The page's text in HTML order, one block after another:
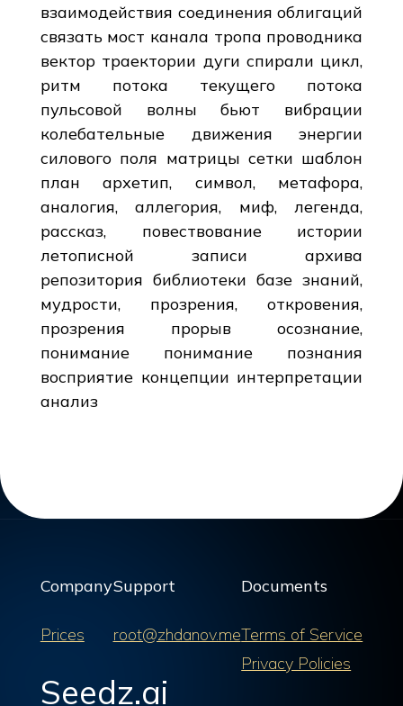
взаимодействия соединения облигаций
связать мост канала тропа проводника
вектор траектории дуги спирали цикл,
ритм потока текущего потока
пульсовой волны бьют вибрации
колебательные движения энергии
силового поля матрицы сетки шаблон
план архетип, символ, метафора,
аналогия, аллегория, миф, легенда,
рассказ, повествование истории
летописной записи архива
репозитория библиотеки базе знаний,
мудрости, прозрения, откровения,
прозрения прорыв осознание,
понимание понимание познания
восприятие концепции интерпретации
анализ
Company
Prices
Support
root@zhdanov.me
Documents
Terms of Service
Privacy Policies
Seedz.ai